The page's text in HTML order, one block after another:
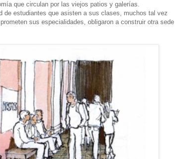
que circulan por las viejos patios y galerías.
de estudiantes que asisten a sus clases, muchos tal vez
sus especialidades, obligaron a construir otra sede